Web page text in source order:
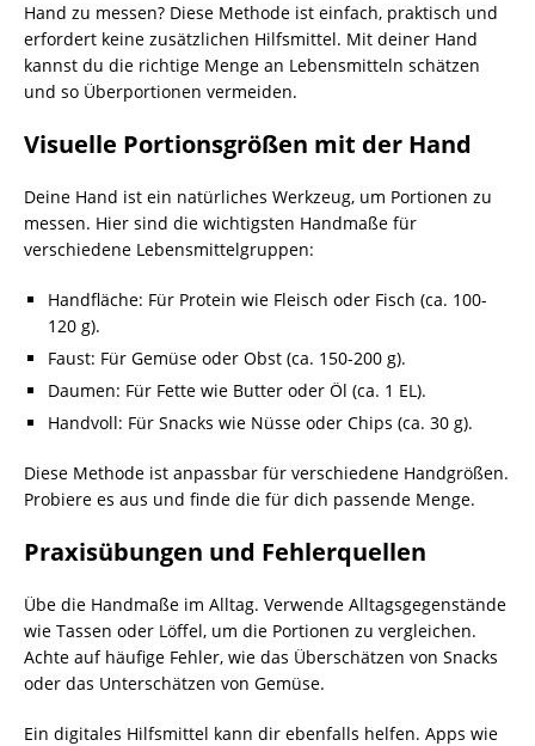
Hand zu messen? Diese Methode ist einfach, praktisch und
erfordert keine zusätzlichen Hilfsmittel. Mit deiner Hand
kannst du die richtige Menge an Lebensmitteln schätzen
und so Überportionen vermeiden.
Visuelle Portionsgrößen mit der Hand
Deine Hand ist ein natürliches Werkzeug, um Portionen zu
messen. Hier sind die wichtigsten Handmaße für
verschiedene Lebensmittelgruppen:
Handfläche: Für Protein wie Fleisch oder Fisch (ca. 100-
120 g).
Faust: Für Gemüse oder Obst (ca. 150-200 g).
Daumen: Für Fette wie Butter oder Öl (ca. 1 EL).
Handvoll: Für Snacks wie Nüsse oder Chips (ca. 30 g).
Diese Methode ist anpassbar für verschiedene Handgrößen.
Probiere es aus und finde die für dich passende Menge.
Praxisübungen und Fehlerquellen
Übe die Handmaße im Alltag. Verwende Alltagsgegenstände
wie Tassen oder Löffel, um die Portionen zu vergleichen.
Achte auf häufige Fehler, wie das Überschätzen von Snacks
oder das Unterschätzen von Gemüse.
Ein digitales Hilfsmittel kann dir ebenfalls helfen. Apps wie